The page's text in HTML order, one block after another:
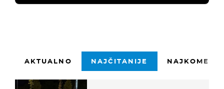
AKTUALNO NAJČITANIJE